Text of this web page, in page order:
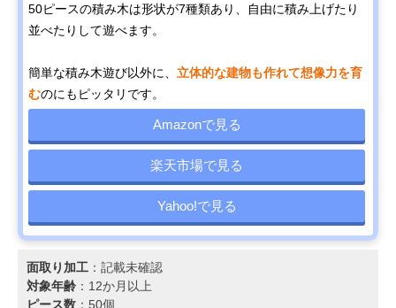
50ピースの積み木は形状が7種類あり、自由に積み上げたり
並べたりして遊べます。
簡単な積み木遊び以外に、 立体的な建物も作れて想像力を育
むのにもピッタリです。
Amazonで見る
楽天市場で見る
Yahoo!で見る
面取り加工 ：記載未確認
対象年齢 ：12か月以上
ピース数 ：50個